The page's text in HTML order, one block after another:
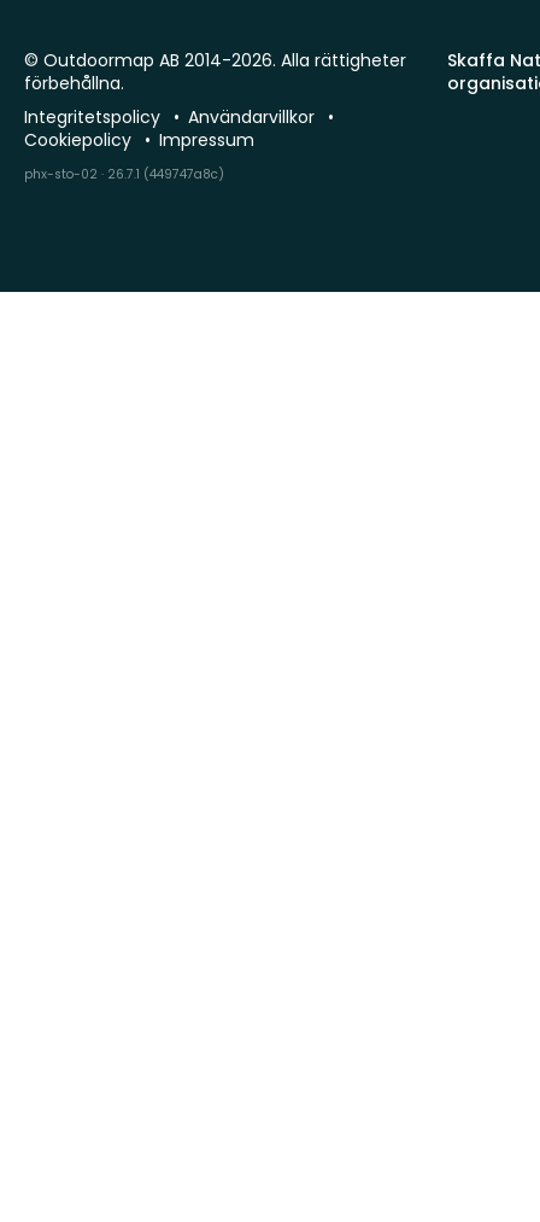
Skaffa
© Outdoormap AB 2014-2026. Alla rättigheter
förbehållna.
Integritetspolicy
Användarvillkor
Cookiepolicy
Impressum
phx-sto-02 · 26.7.1 (449747a8c)